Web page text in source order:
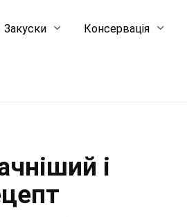
Закуски Консервація
і